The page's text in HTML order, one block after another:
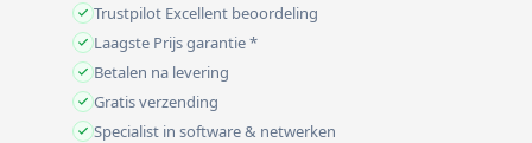
Trustpilot Excellent beoordeling
Laagste Prijs garantie *
Betalen na levering
Gratis verzending
Specialist in software & netwerken